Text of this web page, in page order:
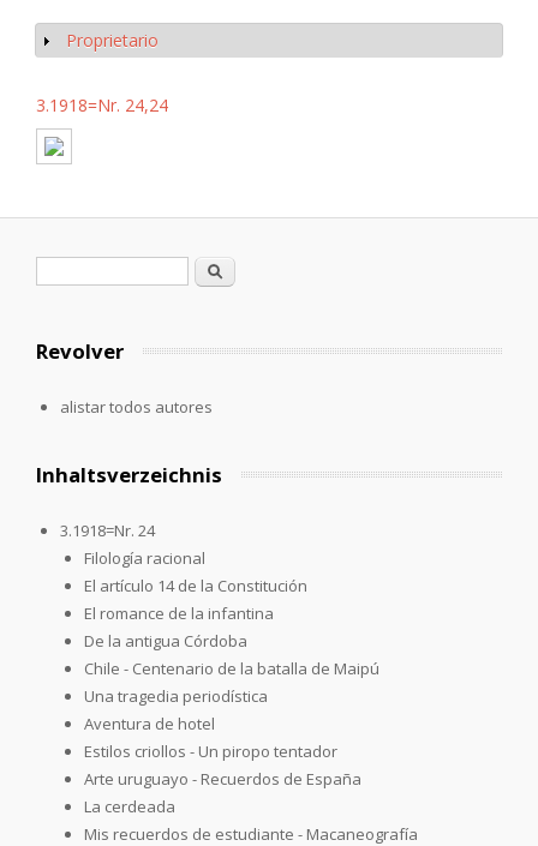
Mostrar
Proprietario
3.1918=Nr. 24,24
Formulario de búsqueda
Buscar
Revolver
alistar todos autores
Inhaltsverzeichnis
3.1918=Nr. 24
Filología racional
El artículo 14 de la Constitución
El romance de la infantina
De la antigua Córdoba
Chile - Centenario de la batalla de Maipú
Una tragedia periodística
Aventura de hotel
Estilos criollos - Un piropo tentador
Arte uruguayo - Recuerdos de España
La cerdeada
Mis recuerdos de estudiante - Macaneografía